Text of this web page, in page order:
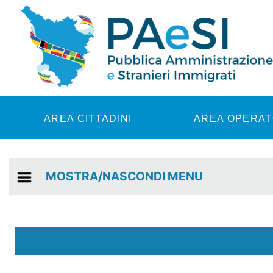
Skip to main content
AREA CITTADINI AREA
MOSTRA/NASCONDI MENU